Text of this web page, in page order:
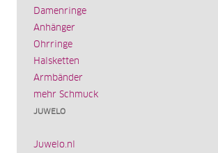
Damenringe
Anhänger
Ohrringe
Halsketten
Armbänder
mehr Schmuck
JUWELO
Juwelo.nl